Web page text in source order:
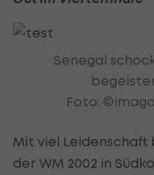
Senegal
Foto:
Mit viel
der WM 2002 in